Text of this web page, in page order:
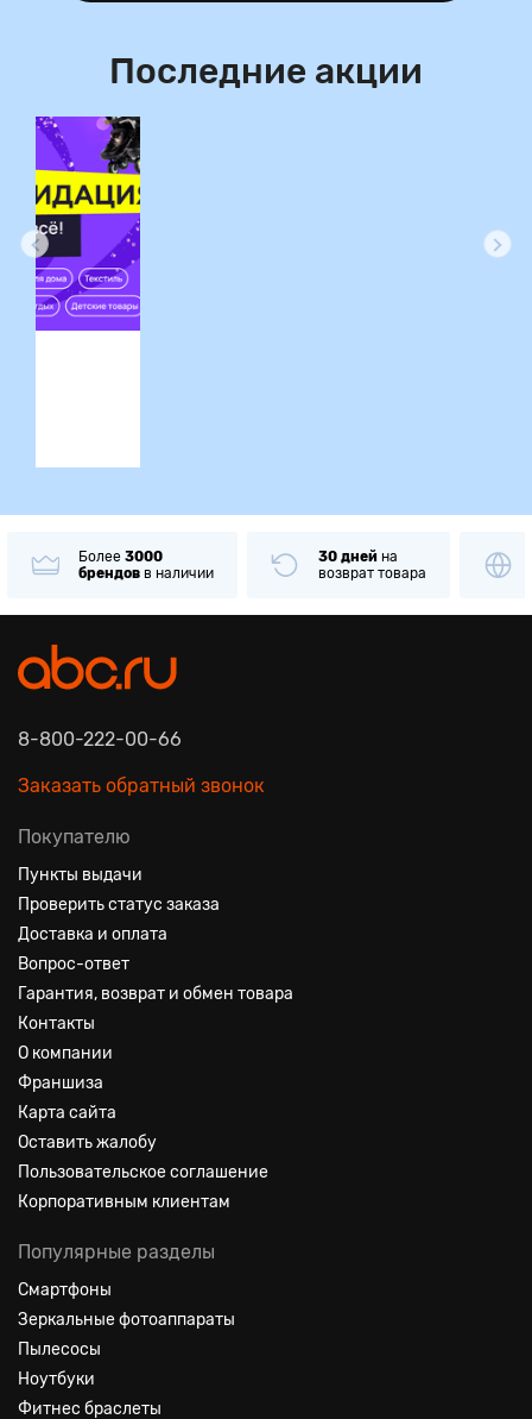
Последние акции
Более 3000
брендов в наличии
30 дней на
возврат товара
8-800-222-00-66
Заказать обратный звонок
Покупателю
Пункты выдачи
Проверить статус заказа
Доставка и оплата
Вопрос-ответ
Гарантия, возврат и обмен товара
Контакты
О компании
Франшиза
Карта сайта
Оставить жалобу
Пользовательское соглашение
Корпоративным клиентам
Популярные разделы
Смартфоны
Зеркальные фотоаппараты
Пылесосы
Ноутбуки
Фитнес браслеты